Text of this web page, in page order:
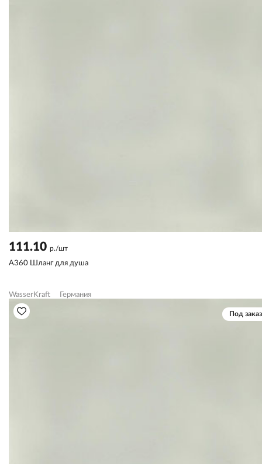
111.10 р./шт
A360 Шланг для душа
WasserKraft Германия
Под заказ